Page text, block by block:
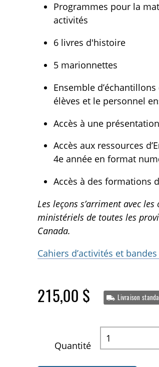
Programmes pour la
activités
6 livres d'histoire
5 marionnettes
Ensemble
élèves et le personnel
Accès à une
Accès aux ressources
4e année en format
Accès à des formations
Les leçons s’arriment avec
ministériels de toutes les
Canada.
Cahiers d’activités et
215,00 $ Livraison
Quantité